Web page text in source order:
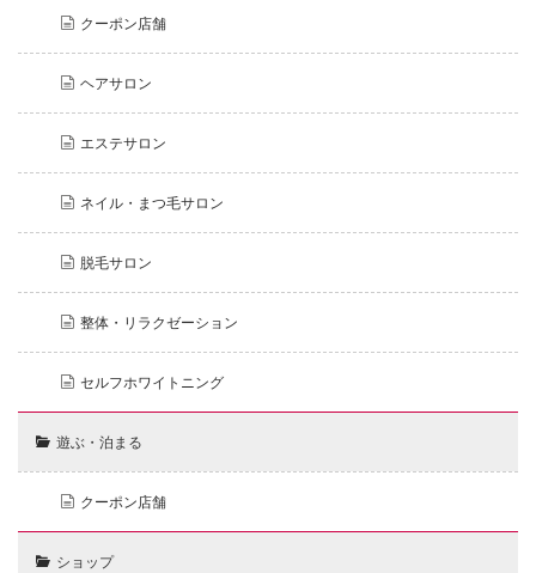
クーポン店舗
ヘアサロン
エステサロン
ネイル・まつ毛サロン
脱毛サロン
整体・リラクゼーション
セルフホワイトニング
遊ぶ・泊まる
クーポン店舗
ショップ